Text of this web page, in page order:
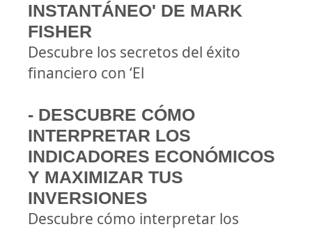
INSTANTÁNEO' DE MARK
FISHER
Descubre los secretos del éxito
financiero con ‘El
- DESCUBRE CÓMO
INTERPRETAR LOS
INDICADORES ECONÓMICOS
Y MAXIMIZAR TUS
INVERSIONES
Descubre cómo interpretar los